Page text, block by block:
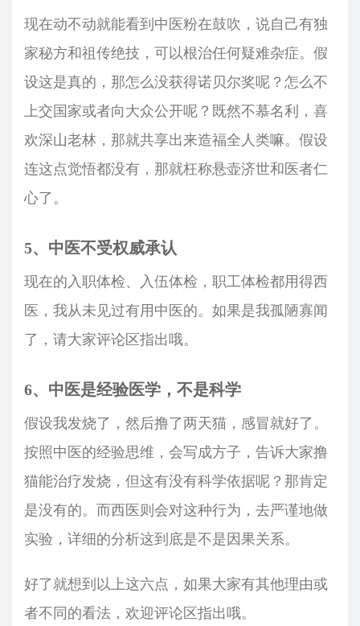
现在动不动就能看到中医粉在鼓吹，说自己有独
家秘方和祖传绝技，可以根治任何疑难杂症。假
设这是真的，那怎么没获得诺贝尔奖呢？怎么不
上交国家或者向大众公开呢？既然不慕名利，喜
欢深山老林，那就共享出来造福全人类嘛。假设
连这点觉悟都没有，那就枉称悬壶济世和医者仁
心了。
5、中医不受权威承认
现在的入职体检、入伍体检，职工体检都用得西
医，我从未见过有用中医的。如果是我孤陋寡闻
了，请大家评论区指出哦。
6、中医是经验医学，不是科学
假设我发烧了，然后撸了两天猫，感冒就好了。
按照中医的经验思维，会写成方子，告诉大家撸
猫能治疗发烧，但这有没有科学依据呢？那肯定
是没有的。而西医则会对这种行为，去严谨地做
实验，详细的分析这到底是不是因果关系。
好了就想到以上这六点，如果大家有其他理由或
者不同的看法，欢迎评论区指出哦。